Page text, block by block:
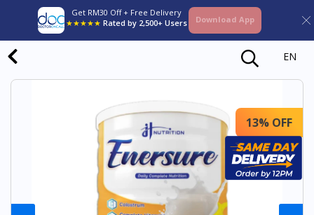
Get RM30 Off + Free Delivery
★★★★★ Rated by 2,500+ Users Download App
EN
13% OFF